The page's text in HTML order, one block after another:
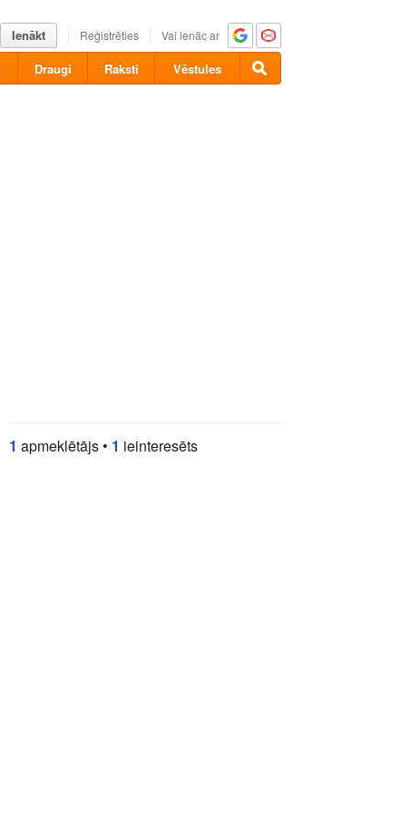
Ienākt Reģistrēties Vai ienāc ar
Draugi Raksti Vēstules
1 apmeklētājs • 1 ieinteresēts